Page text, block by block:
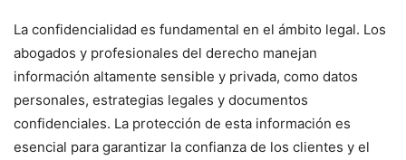
La confidencialidad es fundamental en el ámbito legal. Los
abogados y profesionales del derecho manejan
información altamente sensible y privada, como datos
personales, estrategias legales y documentos
confidenciales. La protección de esta información es
esencial para garantizar la confianza de los clientes y el